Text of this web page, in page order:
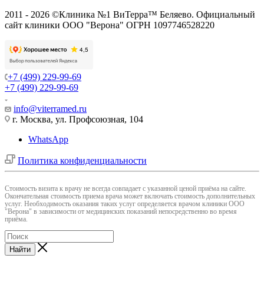
2011 - 2026 ©Клиника №1 ВиТерра™ Беляево. Официальный
сайт клиники ООО "Верона" ОГРН 1097746528220
+7 (499) 229-99-69
+7 (499) 229-99-69
info@viterramed.ru
г. Москва, ул. Профсоюзная, 104
WhatsApp
Политика конфиденциальности
Cтоимость визита к врачу не всегда совпадает с указанной ценой приёма на сайте.
Окончательная стоимость приема врача может включать стоимость дополнительных
услуг. Необходимость оказания таких услуг определяется врачом клиники ООО
"Верона" в зависимости от медицинских показаний непосредственно во время
приёма.
Найти